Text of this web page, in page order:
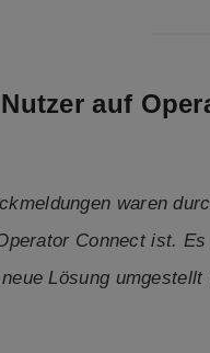
auf
waren
Connect ist.
Lösung